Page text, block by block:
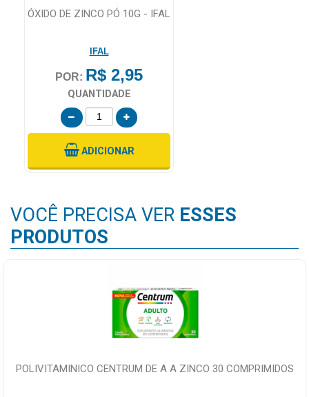
ÓXIDO DE ZINCO PÓ 10G - IFAL
IFAL
POR: R$ 2,95
QUANTIDADE
ADICIONAR
VOCÊ PRECISA VER ESSES
PRODUTOS
POLIVITAMINICO CENTRUM DE A A ZINCO 30 COMPRIMIDOS